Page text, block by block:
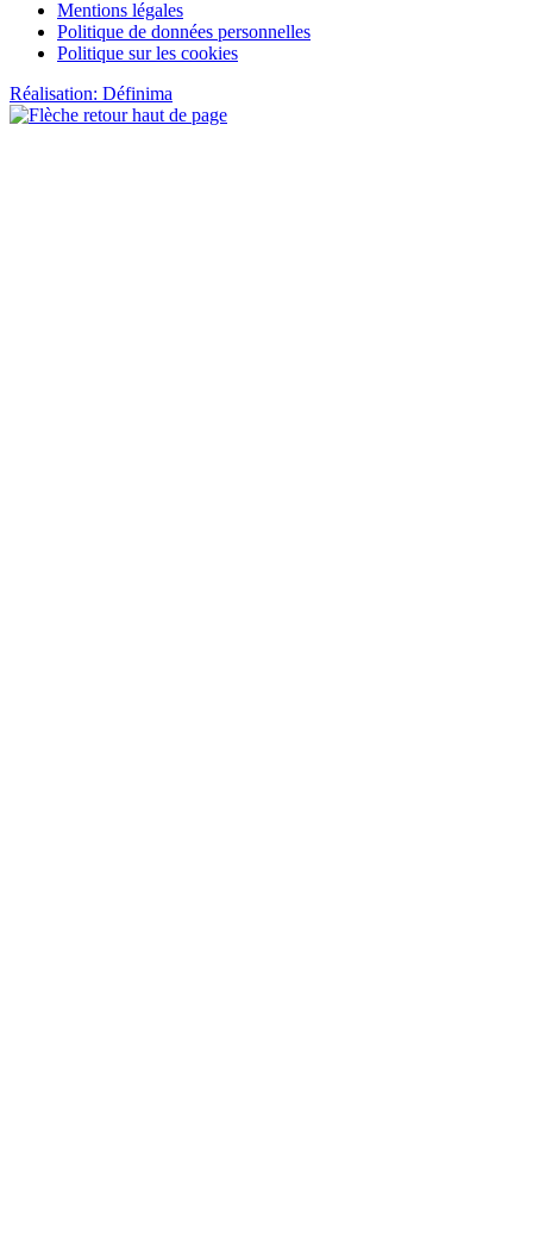
Mentions légales
Politique de données personnelles
Politique sur les cookies
Réalisation: Définima